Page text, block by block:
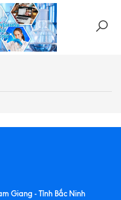
Giang - Tỉnh Bắc Ninh